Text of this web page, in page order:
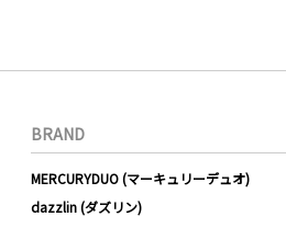
BRAND
MERCURYDUO (マーキュリーデュオ)
dazzlin (ダズリン)